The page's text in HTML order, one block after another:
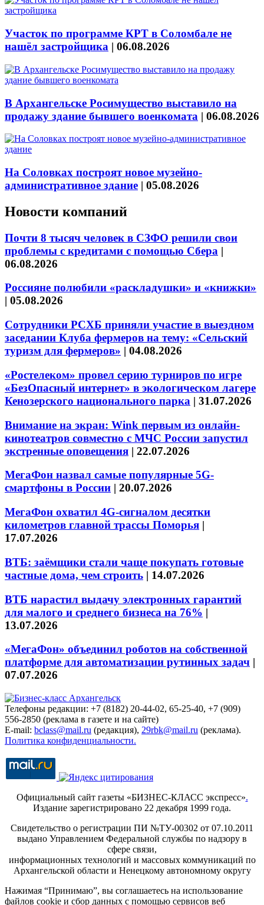
Участок по программе КРТ в Соломбале не
нашёл застройщика | 06.08.2026
В Архангельске Росимущество выставило на
продажу здание бывшего военкомата | 06.08.2026
На Соловках построят новое музейно-
административное здание | 05.08.2026
Новости компаний
Почти 8 тысяч человек в СЗФО решили свои
проблемы с кредитами с помощью Сбера |
06.08.2026
Россияне полюбили «раскладушки» и «книжки»
| 05.08.2026
Сотрудники РСХБ приняли участие в выездном
заседании Клуба фермеров на тему: «Сельский
туризм для фермеров» | 04.08.2026
«Ростелеком» провел серию турниров по игре
«БезОпасный интернет» в экологическом лагере
Кенозерского национального парка | 31.07.2026
Внимание на экран: Wink первым из онлайн-
кинотеатров совместно с МЧС России запустил
экстренные оповещения | 22.07.2026
МегаФон назвал самые популярные 5G-
смартфоны в России | 20.07.2026
МегаФон охватил 4G-сигналом десятки
километров главной трассы Поморья |
17.07.2026
ВТБ: заёмщики стали чаще покупать готовые
частные дома, чем строить | 14.07.2026
ВТБ нарастил выдачу электронных гарантий
для малого и среднего бизнеса на 76% |
13.07.2026
«МегаФон» объединил роботов на собственной
платформе для автоматизации рутинных задач |
07.07.2026
Телефоны редакции: +7 (8182) 20-44-02, 65-25-40, +7 (909)
556-2850 (реклама в газете и на сайте)
E-mail: bclass@mail.ru (редакция), 29rbk@mail.ru (реклама).
Политика конфиденциальности.
Официальный сайт газеты «БИЗНЕС-КЛАСС экспресс».
Издание зарегистрировано 22 декабря 1999 года.
Свидетельство о регистрации ПИ №ТУ-00302 от 07.10.2011
выдано Управлением Федеральной службы по надзору в
сфере связи,
информационных технологий и массовых коммуникаций по
Архангельской области и Ненецкому автономному округу
Нажимая “Принимаю”, вы соглашаетесь на использование
файлов cookie и сбор данных с помощью сервисов веб